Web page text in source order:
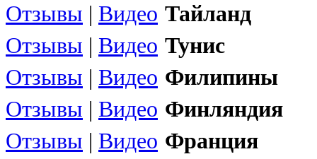
Отзывы | Видео Тайланд
Отзывы | Видео Тунис
Отзывы | Видео Филипины
Отзывы | Видео Финляндия
Отзывы | Видео Франция